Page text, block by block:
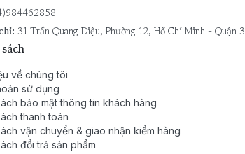
: 31 Trần Quang Diệu, Phường 12, Hồ Chí Minh - Quận 3
về chúng tôi
sử dụng
bảo mật thông tin khách hàng
thanh toán
vận chuyển & giao nhận kiểm hàng
đổi trả sản phẩm